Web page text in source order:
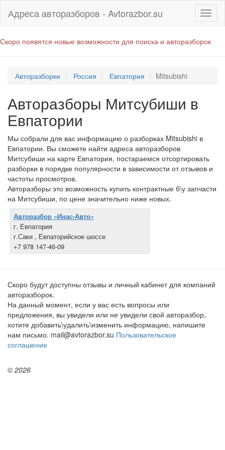
Адреса авторазборов - Avtorazbor.su
Скоро появятся новые возможности для поиска и авторазборок
Авторазборки Россия Евпатория Mitsubishi
Авторазборы Митсубиши в
Евпатории
Мы собрали для вас информацию о разборках Mitsubishi в
Евпатории. Вы сможете найти адреса авторазборов
Митсубиши на карте Евпатория, постараемся отсортировать
разборки в порядке популярности в зависимости от отзывов и
частоты просмотров.
Авторазборы это возможность купить контрактные б\у запчасти
на Митсубиши, по цене значительно ниже новых.
Авторазбор «Инас-Авто»
г. Евпатория
г.Саки , Евпаторийское шоссе
+7 978 147-46-09
Скоро будут доступны отзывы и личный кабинет для компаний
авторазборок.
На данный момент, если у вас есть вопросы или
предложения, вы увидели или не увидели свой авторазбор,
хотите добавить\удалить\изменить информацию, напишите
нам письмо. mail@avtorazbor.su Пользовательское
соглашение
© 2026